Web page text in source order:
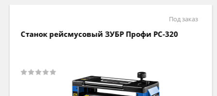
Под заказ
Станок рейсмусовый ЗУБР Профи РС-320